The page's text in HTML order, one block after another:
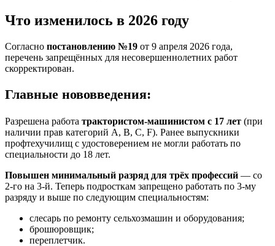
Что изменилось в 2026 году
Согласно постановлению №19 от 9 апреля 2026 года,
перечень запрещённых для несовершеннолетних работ
скорректирован.
Главные нововведения:
Разрешена работа трактористом-машинистом с 17 лет (при
наличии прав категорий A, B, C, F). Ранее выпускники
профтехучилищ с удостоверением не могли работать по
специальности до 18 лет.
Повышен минимальный разряд для трёх профессий — со
2-го на 3-й. Теперь подросткам запрещено работать по 3-му
разряду и выше по следующим специальностям:
слесарь по ремонту сельхозмашин и оборудования;
брошюровщик;
переплетчик.